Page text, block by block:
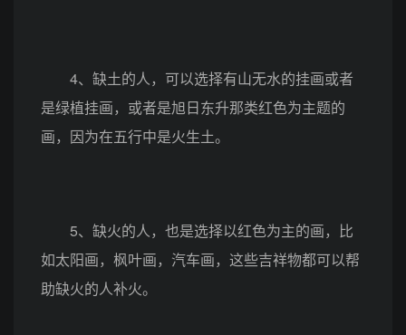
4、缺土的人，可以选择有山无水的挂画或者
是绿植挂画，或者是旭日东升那类红色为主题的
画，因为在五行中是火生土。
5、缺火的人，也是选择以红色为主的画，比
如太阳画，枫叶画，汽车画，这些吉祥物都可以帮
助缺火的人补火。